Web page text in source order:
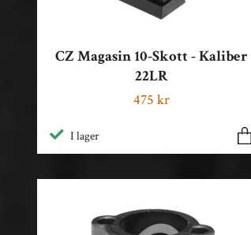
CZ Magasin 10-Skott - Kaliber
22LR
475 kr
I lager